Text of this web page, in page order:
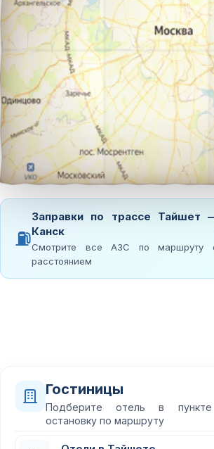
⛽
Заправки по трассе Тайшет
Канск
Смотрите все АЗС по маршруту
расстоянием
Гостиницы
Подберите отель в
остановку по маршруту